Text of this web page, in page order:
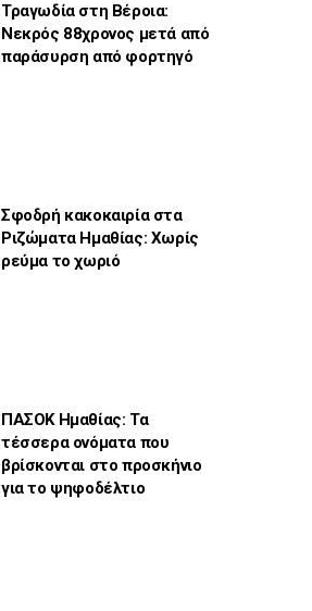
Τραγωδία στη Βέροια:
Νεκρός 88χρονος μετά από
παράσυρση από φορτηγό
Σφοδρή κακοκαιρία στα
Ριζώματα Ημαθίας: Χωρίς
ρεύμα το χωριό
ΠΑΣΟΚ Ημαθίας: Τα
τέσσερα ονόματα που
βρίσκονται στο προσκήνιο
για το ψηφοδέλτιο